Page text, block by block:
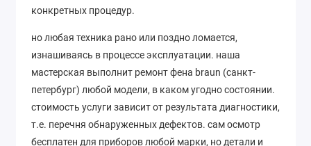
конкретных процедур.
но любая техника рано или поздно ломается,
изнашиваясь в процессе эксплуатации. наша
мастерская выполнит ремонт фена braun (санкт-
петербург) любой модели, в каком угодно состоянии.
стоимость услуги зависит от результата диагностики,
т.е. перечня обнаруженных дефектов. сам осмотр
бесплатен для приборов любой марки, но детали и